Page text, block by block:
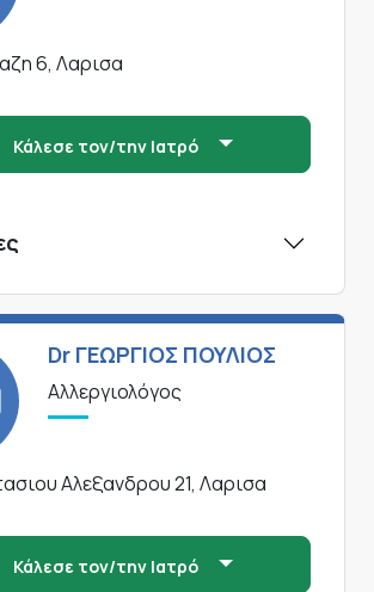
6, Λαρισα
Κάλεσε τον/την Ιατρό
Dr ΓΕΩΡΓΙΟΣ ΠΟΥΛΙΟΣ
Αλλεργιολόγος
Αλεξανδρου 21, Λαρισα
Κάλεσε τον/την Ιατρό